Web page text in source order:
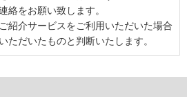
絡をお願い致します。
紹介サービスをご利用いただいた場合
ただいたものと判断いたします。